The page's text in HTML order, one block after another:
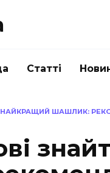
Статті
НАЙКРАЩИЙ ШАШЛИК: